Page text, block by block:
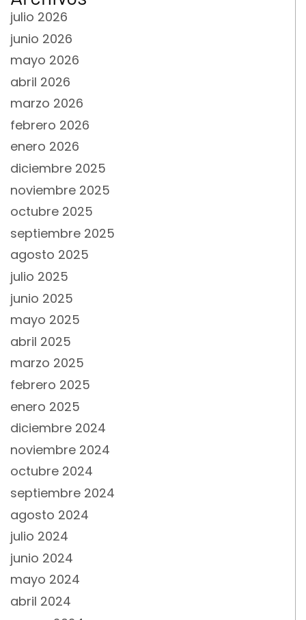
julio 2026
junio 2026
mayo 2026
abril 2026
marzo 2026
febrero 2026
enero 2026
diciembre 2025
noviembre 2025
octubre 2025
septiembre 2025
agosto 2025
julio 2025
junio 2025
mayo 2025
abril 2025
marzo 2025
febrero 2025
enero 2025
diciembre 2024
noviembre 2024
octubre 2024
septiembre 2024
agosto 2024
julio 2024
junio 2024
mayo 2024
abril 2024